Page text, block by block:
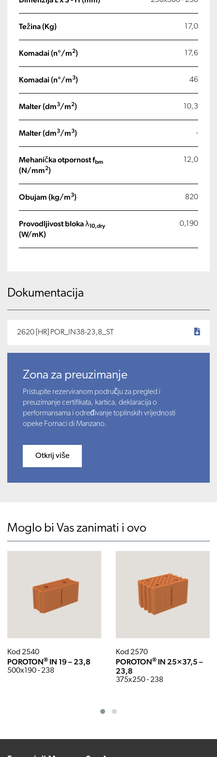
Težina (Kg) 17,0
Komadai (n°/m2) 17,6
Komadai (n°/m3) 46
Malter (dm3/m2) 10,3
Malter (dm3/m3) -
Mehanička otpornost fbm
(N/mm2)
12,0
Obujam (kg/m3) 820
Provodljivost bloka λ10,dry
(W/mK)
0,190
Dokumentacija
2620 [HR] POR_IN38-23,8_ST
Zona za preuzimanje
Pristupite rezerviranom području za pregled i
preuzimanje certifikata, kartica, deklaracija o
performansama i određivanje toplinskih vrijednosti
opeke Fornaci di Manzano.
Otkrij više
Moglo bi Vas zanimati i ovo
Kod 2540
POROTON® IN 19 – 23,8
500x190 - 238
Kod 2570
POROTON® IN 25×37,5 –
23,8
375x250 - 238